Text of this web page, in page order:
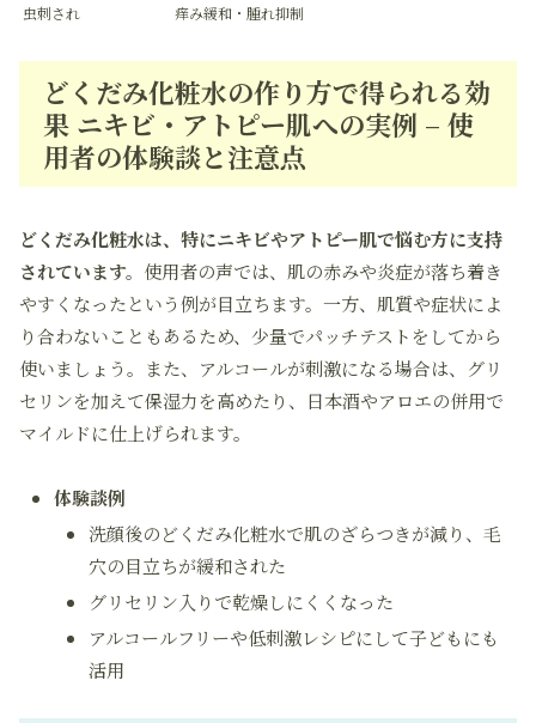
虫刺され
痒み緩和・腫れ抑制
どくだみ化粧水の作り方で得られる効
果 ニキビ・アトピー肌への実例 – 使
用者の体験談と注意点
どくだみ化粧水は、特にニキビやアトピー肌で悩む方に支持
されています。 使用者の声では、肌の赤みや炎症が落ち着き
やすくなったという例が目立ちます。一方、肌質や症状によ
り合わないこともあるため、少量でパッチテストをしてから
使いましょう。また、アルコールが刺激になる場合は、グリ
セリンを加えて保湿力を高めたり、日本酒やアロエの併用で
マイルドに仕上げられます。
体験談例
洗顔後のどくだみ化粧水で肌のざらつきが減り、毛
穴の目立ちが緩和された
グリセリン入りで乾燥しにくくなった
アルコールフリーや低刺激レシピにして子どもにも
活用